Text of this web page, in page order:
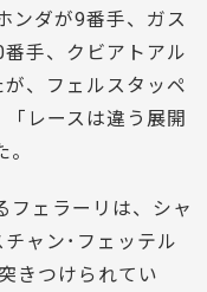
ンダが9番手、ガス
手、クビアトアル
、フェルスタッペ
レースは違う展開
フェラーリは、シャ
ャン･フェッテル
きつけられてい